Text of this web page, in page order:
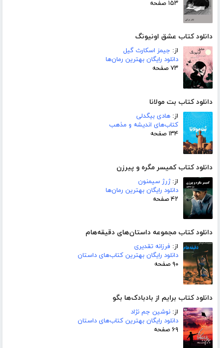
۱۵۳ صفحه
دانلود کتاب عشق اونیونگ
از: جیمز اسکارث گیل
دانلود رایگان بهترین رمان‌ها
۷۳ صفحه
دانلود کتاب بت مولانا
از: هادی بیگدلی
کتاب‌های اندیشه و مذهب
۱۳۴ صفحه
دانلود کتاب کمیسر مگره و پیرزن
از:ژرژ سیمنون
دانلود رایگان بهترین رمان‌ها
۴۲ صفحه
دانلود کتاب مجموعه داستان‌های دقیقه‌هام
از: فرزانه تقدیری
دانلود رایگان بهترین کتاب‌های داستان
۹۰ صفحه
دانلود کتاب برایم از بادبادک‌ها بگو
از: نوشین جم نژاد
دانلود رایگان بهترین کتاب‌های داستان
۶۹ صفحه